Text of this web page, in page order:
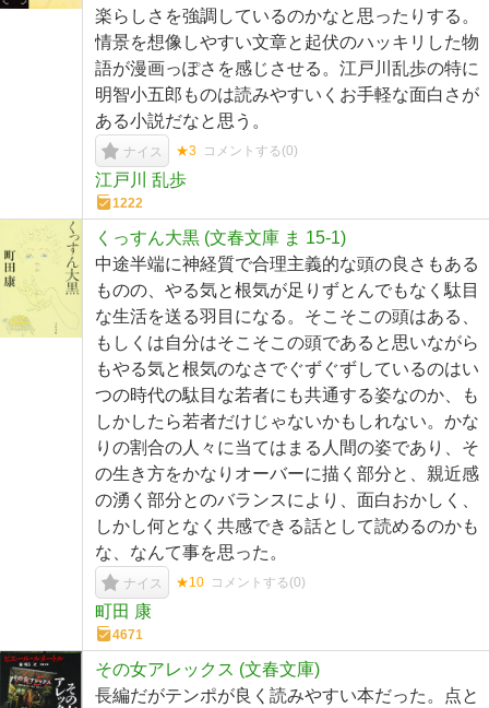
楽らしさを強調しているのかなと思ったりする。
情景を想像しやすい文章と起伏のハッキリした物
語が漫画っぽさを感じさせる。江戸川乱歩の特に
明智小五郎ものは読みやすいくお手軽な面白さが
ある小説だなと思う。
ナイス ★3 コメントする(0)
江戸川 乱歩
1222
くっすん大黒 (文春文庫 ま 15-1)
中途半端に神経質で合理主義的な頭の良さもある
ものの、やる気と根気が足りずとんでもなく駄目
な生活を送る羽目になる。そこそこの頭はある、
もしくは自分はそこそこの頭であると思いながら
もやる気と根気のなさでぐずぐずしているのはい
つの時代の駄目な若者にも共通する姿なのか、も
しかしたら若者だけじゃないかもしれない。かな
りの割合の人々に当てはまる人間の姿であり、そ
の生き方をかなりオーバーに描く部分と、親近感
の湧く部分とのバランスにより、面白おかしく、
しかし何となく共感できる話として読めるのかも
な、なんて事を思った。
ナイス ★10 コメントする(0)
町田 康
4671
その女アレックス (文春文庫)
長編だがテンポが良く読みやすい本だった。点と